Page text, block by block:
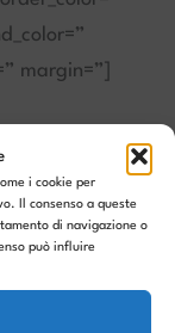
i cookie per
Il consenso a queste
di navigazione o
può influire
margin=”]
– Piazza San